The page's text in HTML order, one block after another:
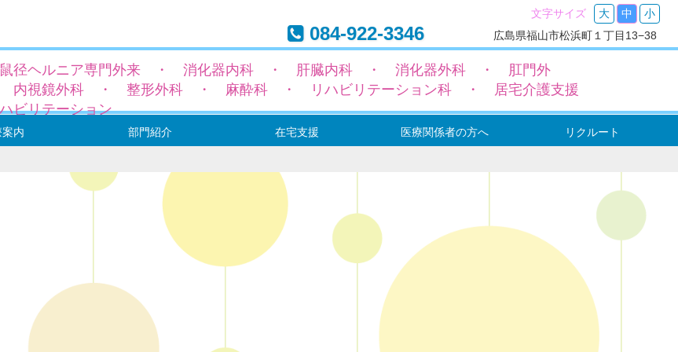
広島県福山市松浜町１丁目13−38
文字サイズ 大 中 小
084-922-3346
ヘルニア専門外来 ・ 消化器内科 ・ 肝臓内科 ・ 消化器外科 ・ 肛門外
視鏡外科 ・ 整形外科 ・ 麻酔科 ・ リハビリテーション科 ・ 居宅介護支援
リテーション
内 部門紹介 在宅支援 医療関係者の方へ リクルート